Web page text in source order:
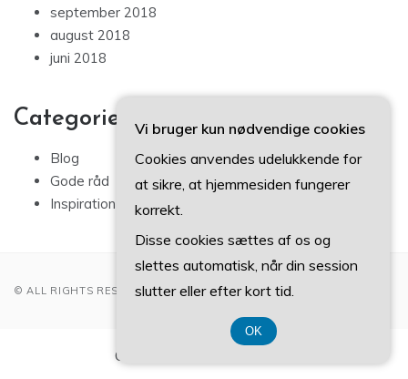
september 2018
august 2018
juni 2018
Categories
Blog
Gode råd
Inspiration
© ALL RIGHTS RESERVED 2022
CVR-Nummer 37 40 77 39
Vi bruger kun nødvendige cookies
Cookies anvendes udelukkende for
at sikre, at hjemmesiden fungerer
korrekt.
Disse cookies sættes af os og
slettes automatisk, når din session
slutter eller efter kort tid.
OK